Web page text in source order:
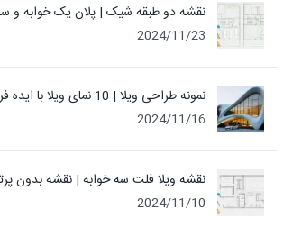
نقشه دو طبقه شیک | پلان یک خوابه و
2024/11/23
نمونه طراحی ویلا | 10 نمای ویلا با ایده فرم و سرعت
2024/11/16
نقشه ویلا فلت سه خوابه | نقشه بدون
2024/11/10